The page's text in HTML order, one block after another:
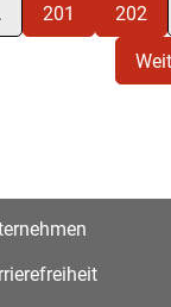
201 202